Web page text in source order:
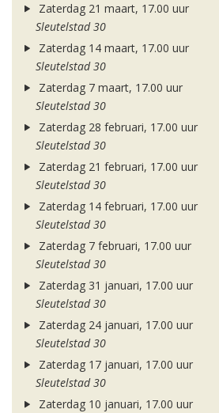
Zaterdag 21 maart, 17.00 uur
Sleutelstad 30
Zaterdag 14 maart, 17.00 uur
Sleutelstad 30
Zaterdag 7 maart, 17.00 uur
Sleutelstad 30
Zaterdag 28 februari, 17.00 uur
Sleutelstad 30
Zaterdag 21 februari, 17.00 uur
Sleutelstad 30
Zaterdag 14 februari, 17.00 uur
Sleutelstad 30
Zaterdag 7 februari, 17.00 uur
Sleutelstad 30
Zaterdag 31 januari, 17.00 uur
Sleutelstad 30
Zaterdag 24 januari, 17.00 uur
Sleutelstad 30
Zaterdag 17 januari, 17.00 uur
Sleutelstad 30
Zaterdag 10 januari, 17.00 uur